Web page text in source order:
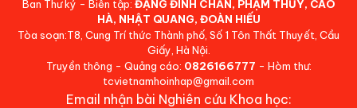
Ban Thư ký - Biên tập: ĐẶNG ĐÌNH CHẤN, PHẠM THỦY, CAO
HÀ, NHẬT QUANG, ĐOÀN HIẾU
Tòa soạn:T8, Cung Trí thức Thành phố, Số 1 Tôn Thất Thuyết, Cầu
Giấy, Hà Nội.
Truyền thông - Quảng cáo: 0826166777 - Hòm thư:
tcvietnamhoinhap@gmail.com
Email nhận bài Nghiên cứu Khoa học: